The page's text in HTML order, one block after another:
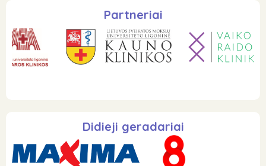
Partneriai
Didieji geradariai